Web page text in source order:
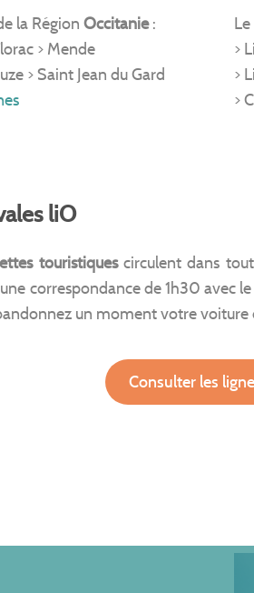
la Région Occitanie:
> Mende
> Saint Jean du Gard
Le
>
>
>
liO
touristiquescirculent dans
correspondance de 1h30 avec
un moment votre voiture
Consulter les